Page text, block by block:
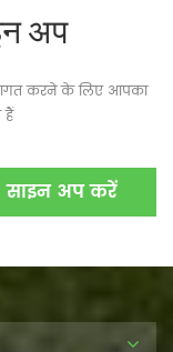
अप
करने के लिए आपका
हैं